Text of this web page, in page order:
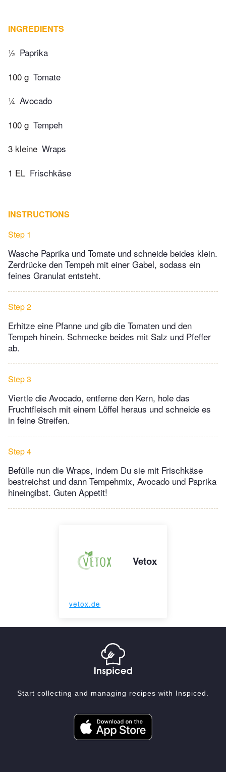
INGREDIENTS
½ Paprika
100 g Tomate
¼ Avocado
100 g Tempeh
3 kleine Wraps
1 EL Frischkäse
INSTRUCTIONS
Step 1
Wasche Paprika und Tomate und schneide beides klein.
Zerdrücke den Tempeh mit einer Gabel, sodass ein
feines Granulat entsteht.
Step 2
Erhitze eine Pfanne und gib die Tomaten und den
Tempeh hinein. Schmecke beides mit Salz und Pfeffer
ab.
Step 3
Viertle die Avocado, entferne den Kern, hole das
Fruchtfleisch mit einem Löffel heraus und schneide es
in feine Streifen.
Step 4
Befülle nun die Wraps, indem Du sie mit Frischkäse
bestreichst und dann Tempehmix, Avocado und Paprika
hineingibst. Guten Appetit!
Vetox
vetox.de
Start collecting and managing recipes with Inspiced.